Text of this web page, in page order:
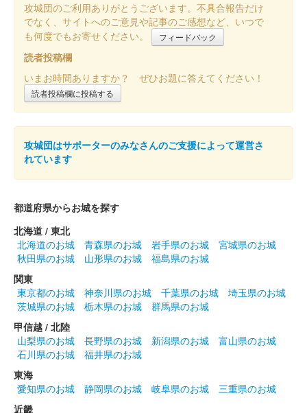
攻城団のご利用ありがとうございます。不具合報告だけ
でなく、サイトへのご意見や記事のご感想など、いつで
も何度でもお寄せください。
フィードバック
読者投稿欄
いまお時間ありますか？ ぜひお題に答えてください！
読者投稿欄に投稿する
攻城団はサポーターのみなさんのご支援によって運営さ
れています
都道府県からお城を探す
北海道 / 東北
北海道のお城
青森県のお城 岩手県のお城
宮城県のお城
秋田県のお城
山形県のお城
福島県のお城
関東
東京都のお城
神奈川県のお城 千葉県のお城
埼玉県のお城
茨城県のお城
栃木県のお城
群馬県のお城
甲信越 / 北陸
山梨県のお城
長野県のお城 新潟県のお城
富山県のお城
石川県のお城
福井県のお城
東海
愛知県のお城
静岡県のお城 岐阜県のお城
三重県のお城
近畿